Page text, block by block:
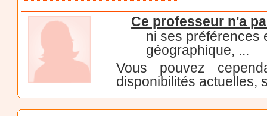
Ce professeur n'a
ni ses préférences
géographique, ...
Vous pouvez
disponibilités actuelles,